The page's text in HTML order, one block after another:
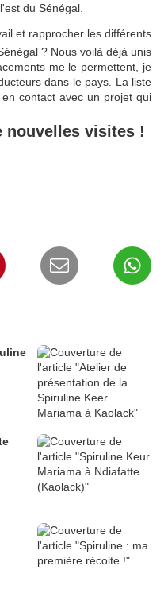
du Sénégal.
et rapprocher les différents
? Nous voilà déjà unis
me le permettent, je
dans le pays. La liste
contact avec un projet qui
nouvelles visites !